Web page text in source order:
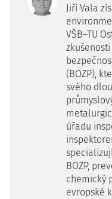
Jiří Vala
VŠB–TU
(BOZP),
svého
úřadu
BOZP,
chemický
evropské